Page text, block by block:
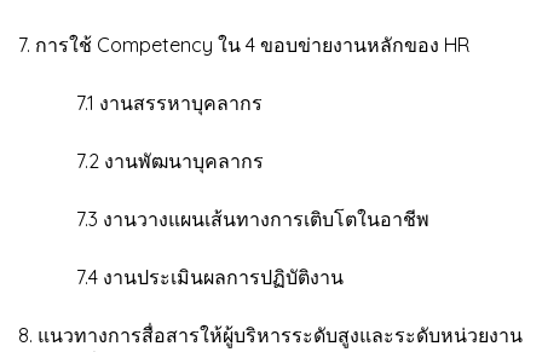
7. การใช้ Competency ใน 4 ขอบข่ายงานหลักของ HR
7.1 งานสรรหาบุคลากร
7.2 งานพัฒนาบุคลากร
7.3 งานวางแผนเส้นทางการเติบโตในอาชีพ
7.4 งานประเมินผลการปฏิบัติงาน
8. แนวทางการสื่อสารให้ผู้บริหารระดับสูงและระดับหน่วยงาน